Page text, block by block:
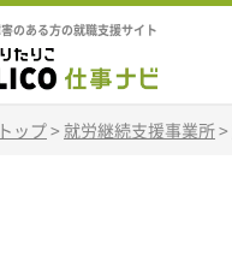
のある方の就職支援サイト
ップ> 就労継続支援事業所>